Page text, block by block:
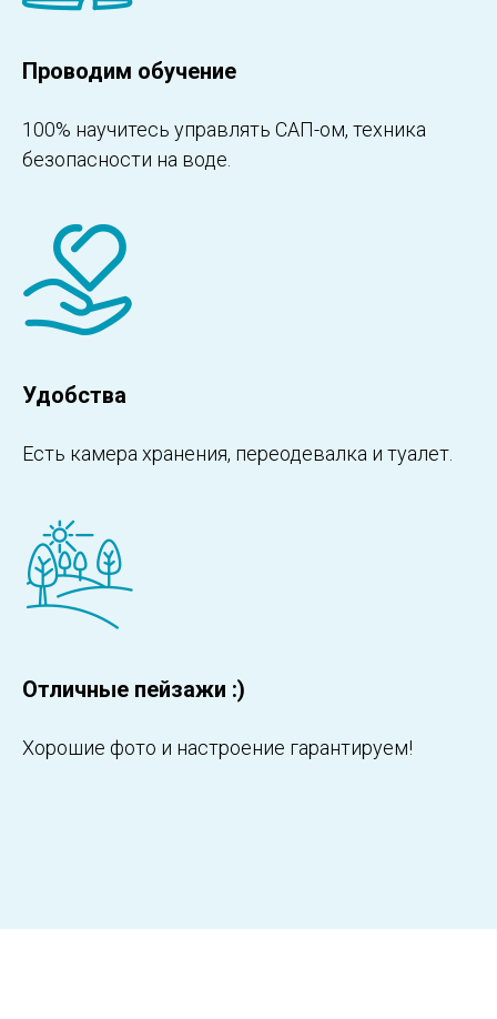
Проводим обучение
100% научитесь управлять САП-ом, техника
безопасности на воде.
Удобства
Есть камера хранения, переодевалка и туалет.
Отличные пейзажи :)
Хорошие фото и настроение гарантируем!